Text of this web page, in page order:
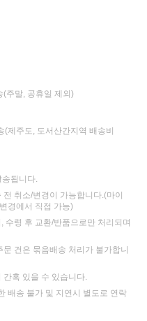
(주말, 공휴일 제외)
제주도, 도서산간지역 배송비
됩니다.
취소/변경이 가능합니다.(마이
경에서 직접 가능)
수령 후 교환/반품으로만 처리되며
건은 묶음배송 처리가 불가합니
혹 있을 수 있습니다.
배송 불가 및 지연시 별도로 연락